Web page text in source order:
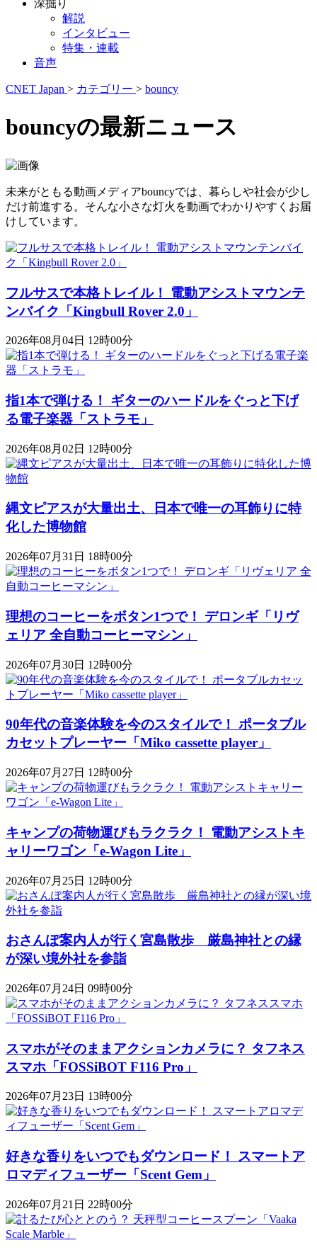
深掘り
解説
インタビュー
特集・連載
音声
CNET Japan > カテゴリー > bouncy
bouncyの最新ニュース
未来がともる動画メディアbouncyでは、暮らしや社会が少し
だけ前進する。そんな小さな灯火を動画でわかりやすくお届
けしています。
フルサスで本格トレイル！ 電動アシストマウンテ
ンバイク「Kingbull Rover 2.0」
2026年08月04日 12時00分
指1本で弾ける！ ギターのハードルをぐっと下げ
る電子楽器「ストラモ」
2026年08月02日 12時00分
縄文ピアスが大量出土、日本で唯一の耳飾りに特
化した博物館
2026年07月31日 18時00分
理想のコーヒーをボタン1つで！ デロンギ「リヴ
ェリア 全自動コーヒーマシン」
2026年07月30日 12時00分
90年代の音楽体験を今のスタイルで！ ポータブル
カセットプレーヤー「Miko cassette player」
2026年07月27日 12時00分
キャンプの荷物運びもラクラク！ 電動アシストキ
ャリーワゴン「​​e-Wagon Lite」
2026年07月25日 12時00分
おさんぽ案内人が行く宮島散歩 厳島神社との縁
が深い境外社を参詣
2026年07月24日 09時00分
スマホがそのままアクションカメラに？ タフネス
スマホ「FOSSiBOT F116 Pro」
2026年07月23日 13時00分
好きな香りをいつでもダウンロード！ スマートア
ロマディフューザー「Scent Gem」
2026年07月21日 22時00分